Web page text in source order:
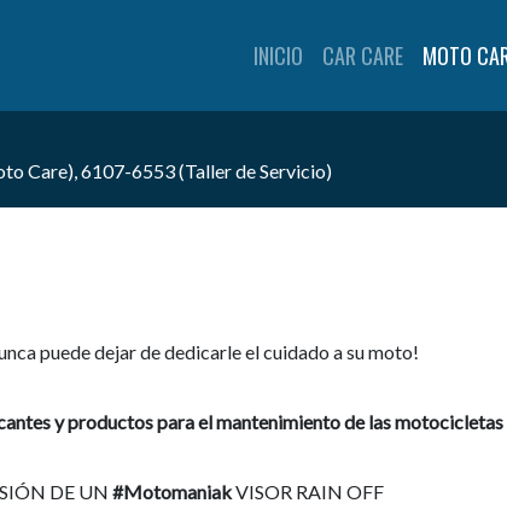
INICIO CAR CARE MOTO
Care), 6107-6553 (Taller de Servicio)
puede dejar de dedicarle el cuidado a su moto!
y productos para el mantenimiento de las
DE UN #MotomaniakVISOR RAIN OFF